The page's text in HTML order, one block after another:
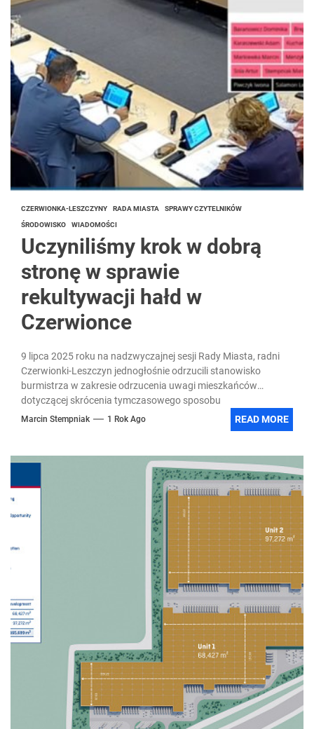
CZERWIONKA-LESZCZYNY RADA MIASTA SPRAWY CZYTELNIKÓW
ŚRODOWISKO WIADOMOŚCI
Uczyniliśmy krok w dobrą
stronę w sprawie
rekultywacji hałd w
Czerwionce
9 lipca 2025 roku na nadzwyczajnej sesji Rady Miasta, radni
Czerwionki-Leszczyn jednogłośnie odrzucili stanowisko
burmistrza w zakresie odrzucenia uwagi mieszkańców
dotyczącej skrócenia tymczasowego sposobu
zagospodarowania,...
Marcin Stempniak 1 Rok Ago READ MORE